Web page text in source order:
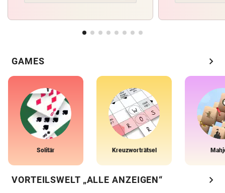
GAMES chevron_right
Solitär Kreuzworträtsel
VORTEILSWELT „ALLE ANZEIGEN“ chevron_right